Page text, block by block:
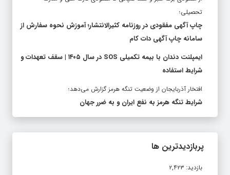
تحصیلی؛
چاپ آگهی مفقودی در روزنامه کثیرالانتشار؛ آموزش نحوه سفارش از
سامانه چاپ آگهی دات کام
ایمپلنت دندان با بیمه تکمیلی SOS در سال ۱۴۰۵ | سقف تعهدات و
شرایط استفاده
افتخار آذربایجان از وضعیت تنگه هرمز گزارش می‌دهد؛
شرایط تنگه هرمز به نفع ایران و به ضرر جهان
پربازدیدترین ها
بازدید: ۲,۴۲۳